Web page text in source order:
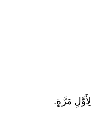
مَرَّةٍ.